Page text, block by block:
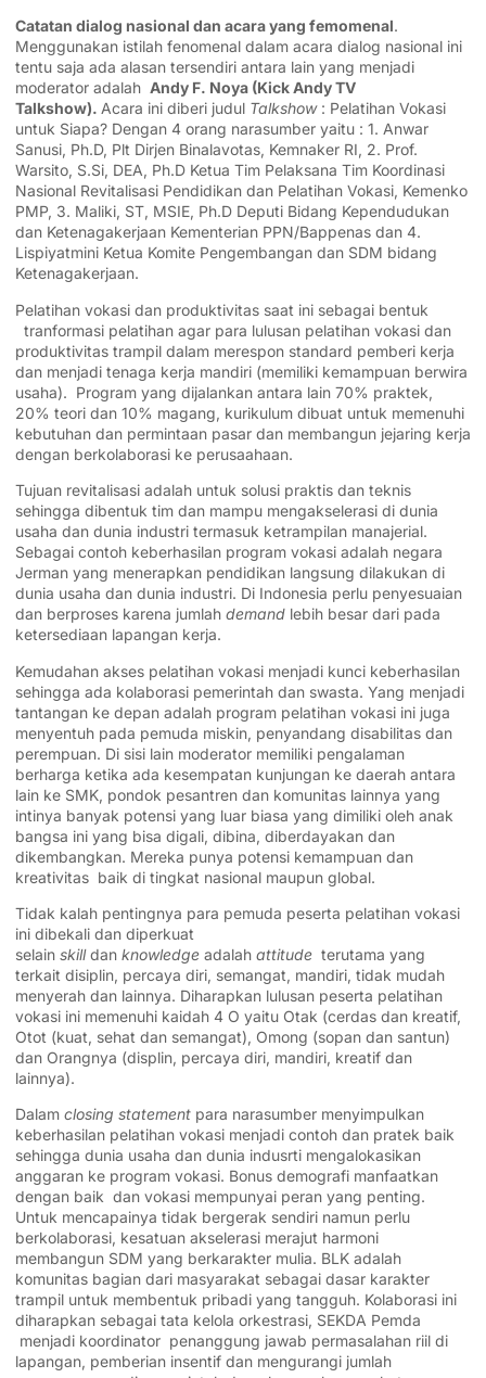
Catatan dialog nasional dan acara yang femomenal.
Menggunakan istilah fenomenal dalam acara dialog nasional ini
tentu saja ada alasan tersendiri antara lain yang menjadi
moderator adalah Andy F. Noya (Kick Andy TV
Talkshow). Acara ini diberi judul Talkshow : Pelatihan Vokasi
untuk Siapa? Dengan 4 orang narasumber yaitu : 1. Anwar
Sanusi, Ph.D, Plt Dirjen Binalavotas, Kemnaker RI, 2. Prof.
Warsito, S.Si, DEA, Ph.D Ketua Tim Pelaksana Tim Koordinasi
Nasional Revitalisasi Pendidikan dan Pelatihan Vokasi, Kemenko
PMP, 3. Maliki, ST, MSIE, Ph.D Deputi Bidang Kependudukan
dan Ketenagakerjaan Kementerian PPN/Bappenas dan 4.
Lispiyatmini Ketua Komite Pengembangan dan SDM bidang
Ketenagakerjaan.
Pelatihan vokasi dan produktivitas saat ini sebagai bentuk
tranformasi pelatihan agar para lulusan pelatihan vokasi dan
produktivitas trampil dalam merespon standard pemberi kerja
dan menjadi tenaga kerja mandiri (memiliki kemampuan berwira
usaha). Program yang dijalankan antara lain 70% praktek,
20% teori dan 10% magang, kurikulum dibuat untuk memenuhi
kebutuhan dan permintaan pasar dan membangun jejaring kerja
dengan berkolaborasi ke perusaahaan.
Tujuan revitalisasi adalah untuk solusi praktis dan teknis
sehingga dibentuk tim dan mampu mengakselerasi di dunia
usaha dan dunia industri termasuk ketrampilan manajerial.
Sebagai contoh keberhasilan program vokasi adalah negara
Jerman yang menerapkan pendidikan langsung dilakukan di
dunia usaha dan dunia industri. Di Indonesia perlu penyesuaian
dan berproses karena jumlah demand lebih besar dari pada
ketersediaan lapangan kerja.
Kemudahan akses pelatihan vokasi menjadi kunci keberhasilan
sehingga ada kolaborasi pemerintah dan swasta. Yang menjadi
tantangan ke depan adalah program pelatihan vokasi ini juga
menyentuh pada pemuda miskin, penyandang disabilitas dan
perempuan. Di sisi lain moderator memiliki pengalaman
berharga ketika ada kesempatan kunjungan ke daerah antara
lain ke SMK, pondok pesantren dan komunitas lainnya yang
intinya banyak potensi yang luar biasa yang dimiliki oleh anak
bangsa ini yang bisa digali, dibina, diberdayakan dan
dikembangkan. Mereka punya potensi kemampuan dan
kreativitas baik di tingkat nasional maupun global.
Tidak kalah pentingnya para pemuda peserta pelatihan vokasi
ini dibekali dan diperkuat
selain skilldan knowledge adalah attitude terutama yang
terkait disiplin, percaya diri, semangat, mandiri, tidak mudah
menyerah dan lainnya. Diharapkan lulusan peserta pelatihan
vokasi ini memenuhi kaidah 4 O yaitu Otak (cerdas dan kreatif,
Otot (kuat, sehat dan semangat), Omong (sopan dan santun)
dan Orangnya (displin, percaya diri, mandiri, kreatif dan
lainnya).
Dalam closing statement para narasumber menyimpulkan
keberhasilan pelatihan vokasi menjadi contoh dan pratek baik
sehingga dunia usaha dan dunia indusrti mengalokasikan
anggaran ke program vokasi. Bonus demografi manfaatkan
dengan baik dan vokasi mempunyai peran yang penting.
Untuk mencapainya tidak bergerak sendiri namun perlu
berkolaborasi, kesatuan akselerasi merajut harmoni
membangun SDM yang berkarakter mulia. BLK adalah
komunitas bagian dari masyarakat sebagai dasar karakter
trampil untuk membentuk pribadi yang tangguh. Kolaborasi ini
diharapkan sebagai tata kelola orkestrasi, SEKDA Pemda
menjadi koordinator penanggung jawab permasalahan riil di
lapangan, pemberian insentif dan mengurangi jumlah